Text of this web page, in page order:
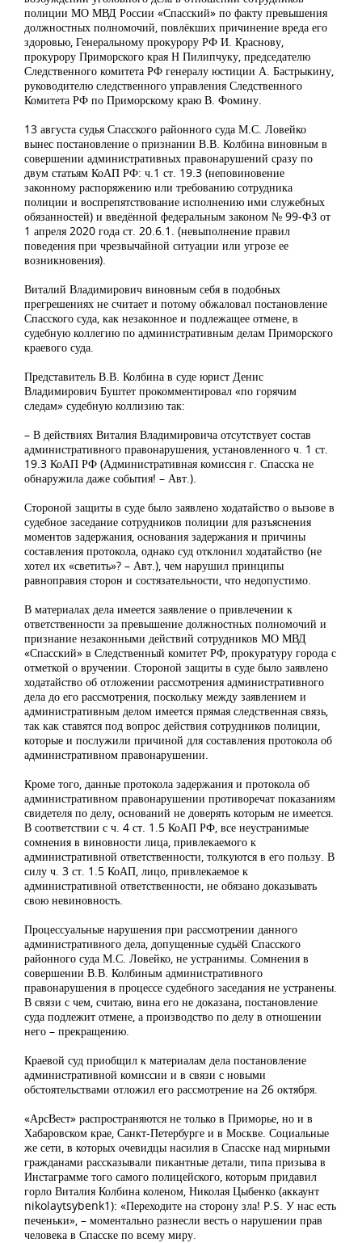
полиции МО МВД России «Спасский» по факту превышения
должностных полномочий, повлёкших причинение вреда его
здоровью, Генеральному прокурору РФ И. Краснову,
прокурору Приморского края Н Пилипчуку, председателю
Следственного комитета РФ генералу юстиции А. Бастрыкину,
руководителю следственного управления Следственного
Комитета РФ по Приморскому краю В. Фомину.
13 августа судья Спасского районного суда М.С. Ловейко
вынес постановление о признании В.В. Колбина виновным в
совершении административных правонарушений сразу по
двум статьям КоАП РФ: ч.1 ст. 19.3 (неповиновение
законному распоряжению или требованию сотрудника
полиции и воспрепятствование исполнению ими служебных
обязанностей) и введённой федеральным законом № 99-ФЗ от
1 апреля 2020 года ст. 20.6.1. (невыполнение правил
поведения при чрезвычайной ситуации или угрозе ее
возникновения).
Виталий Владимирович виновным себя в подобных
прегрешениях не считает и потому обжаловал постановление
Спасского суда, как незаконное и подлежащее отмене, в
судебную коллегию по административным делам Приморского
краевого суда.
Представитель В.В. Колбина в суде юрист Денис
Владимирович Буштет прокомментировал «по горячим
следам» судебную коллизию так:
– В действиях Виталия Владимировича отсутствует состав
административного правонарушения, установленного ч. 1 ст.
19.3 КоАП РФ (Административная комиссия г. Спасска не
обнаружила даже события! – Авт.).
Стороной защиты в суде было заявлено ходатайство о вызове в
судебное заседание сотрудников полиции для разъяснения
моментов задержания, основания задержания и причины
составления протокола, однако суд отклонил ходатайство (не
хотел их «светить»? – Авт.), чем нарушил принципы
равноправия сторон и состязательности, что недопустимо.
В материалах дела имеется заявление о привлечении к
ответственности за превышение должностных полномочий и
признание незаконными действий сотрудников МО МВД
«Спасский» в Следственный комитет РФ, прокуратуру города с
отметкой о вручении. Стороной защиты в суде было заявлено
ходатайство об отложении рассмотрения административного
дела до его рассмотрения, поскольку между заявлением и
административным делом имеется прямая следственная связь,
так как ставятся под вопрос действия сотрудников полиции,
которые и послужили причиной для составления протокола об
административном правонарушении.
Кроме того, данные протокола задержания и протокола об
административном правонарушении противоречат показаниям
свидетеля по делу, оснований не доверять которым не имеется.
В соответствии с ч. 4 ст. 1.5 КоАП РФ, все неустранимые
сомнения в виновности лица, привлекаемого к
административной ответственности, толкуются в его пользу. В
силу ч. 3 ст. 1.5 КоАП, лицо, привлекаемое к
административной ответственности, не обязано доказывать
свою невиновность.
Процессуальные нарушения при рассмотрении данного
административного дела, допущенные судьёй Спасского
районного суда М.С. Ловейко, не устранимы. Сомнения в
совершении В.В. Колбиным административного
правонарушения в процессе судебного заседания не устранены.
В связи с чем, считаю, вина его не доказана, постановление
суда подлежит отмене, а производство по делу в отношении
него – прекращению.
Краевой суд приобщил к материалам дела постановление
административной комиссии и в связи с новыми
обстоятельствами отложил его рассмотрение на 26 октября.
«АрсВест» распространяются не только в Приморье, но и в
Хабаровском крае, Санкт-Петербурге и в Москве. Социальные
же сети, в которых очевидцы насилия в Спасске над мирными
гражданами рассказывали пикантные детали, типа призыва в
Инстаграмме того самого полицейского, которым придавил
горло Виталия Колбина коленом, Николая Цыбенко (аккаунт
nikolaytsybenk1): «Переходите на сторону зла! P.S. У нас есть
печеньки», – моментально разнесли весть о нарушении прав
человека в Спасске по всему миру.